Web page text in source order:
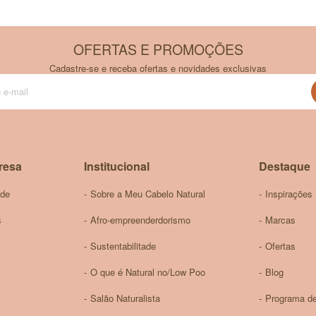
base para a alimentação, como o pequi, o baru, a cagaita e o jatobá;
locais às demandas pelos produtos naturais e medicinais do
constitui a biodiversidade da região.
OFERTAS E PROMOÇÕES
Cadastre-se e receba ofertas e novidades exclusivas
Institucional
Sobre a Meu Cabelo Natural
Afro-empreenderdorismo
Sustentabilitade
O que é Natural no/Low Poo
Salão Naturalista
Destaque
Inspirações
Marcas
Ofertas
Blog
Programa